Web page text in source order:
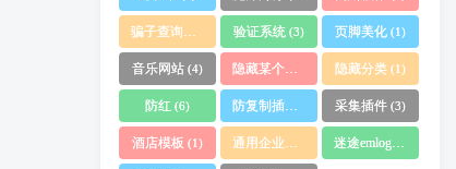
验证系统 (3) 页脚美化 (1)
音乐网站 (4) (1)
隐藏分类 (1)
防红 (6) 采集插件 (3)
酒店模板 (1)